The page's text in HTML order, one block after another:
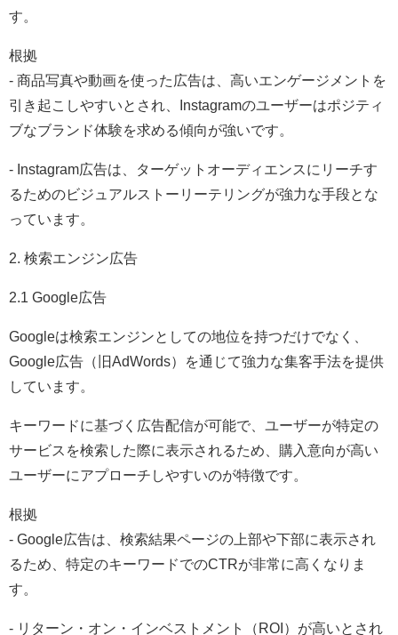
す。
根拠
- 商品写真や動画を使った広告は、高いエンゲージメントを
引き起こしやすいとされ、Instagramのユーザーはポジティ
ブなブランド体験を求める傾向が強いです。
- Instagram広告は、ターゲットオーディエンスにリーチす
るためのビジュアルストーリーテリングが強力な手段とな
っています。
2. 検索エンジン広告
2.1 Google広告
Googleは検索エンジンとしての地位を持つだけでなく、
Google広告（旧AdWords）を通じて強力な集客手法を提供
しています。
キーワードに基づく広告配信が可能で、ユーザーが特定の
サービスを検索した際に表示されるため、購入意向が高い
ユーザーにアプローチしやすいのが特徴です。
根拠
- Google広告は、検索結果ページの上部や下部に表示され
るため、特定のキーワードでのCTRが非常に高くなりま
す。
- リターン・オン・インベストメント（ROI）が高いとされ